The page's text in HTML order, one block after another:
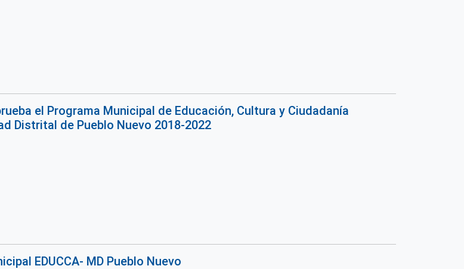
el Programa Municipal de Educación, Cultura y Ciudadanía
Distrital de Pueblo Nuevo 2018-2022
EDUCCA- MD Pueblo Nuevo